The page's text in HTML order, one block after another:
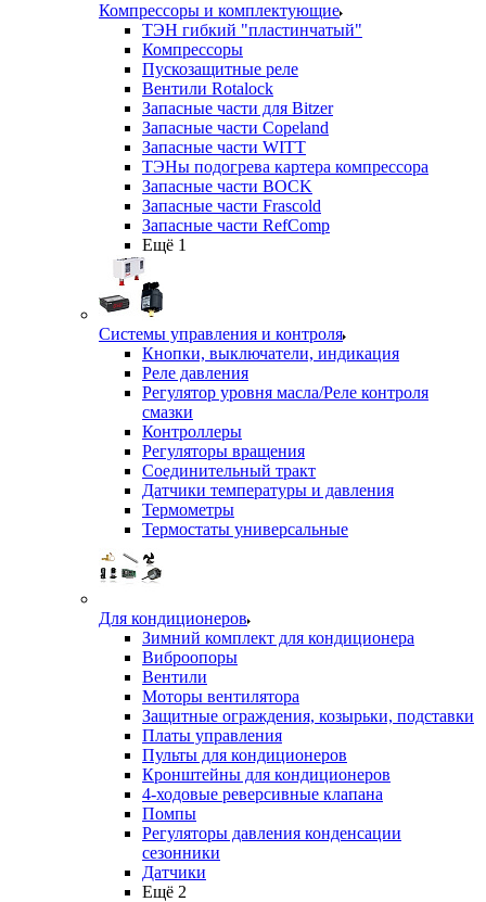
Компрессоры и комплектующие
ТЭН гибкий "пластинчатый"
Компрессоры
Пускозащитные реле
Вентили Rotalock
Запасные части для Bitzer
Запасные части Copeland
Запасные части WITT
ТЭНы подогрева картера компрессора
Запасные части BOCK
Запасные части Frascold
Запасные части RefComp
Ещё 1
Системы управления и контроля
Кнопки, выключатели, индикация
Реле давления
Регулятор уровня масла/Реле контроля
смазки
Контроллеры
Регуляторы вращения
Соединительный тракт
Датчики температуры и давления
Термометры
Термостаты универсальные
Для кондиционеров
Зимний комплект для кондиционера
Виброопоры
Вентили
Моторы вентилятора
Защитные ограждения, козырьки, подставки
Платы управления
Пульты для кондиционеров
Кронштейны для кондиционеров
4-ходовые реверсивные клапана
Помпы
Регуляторы давления конденсации
сезонники
Датчики
Ещё 2